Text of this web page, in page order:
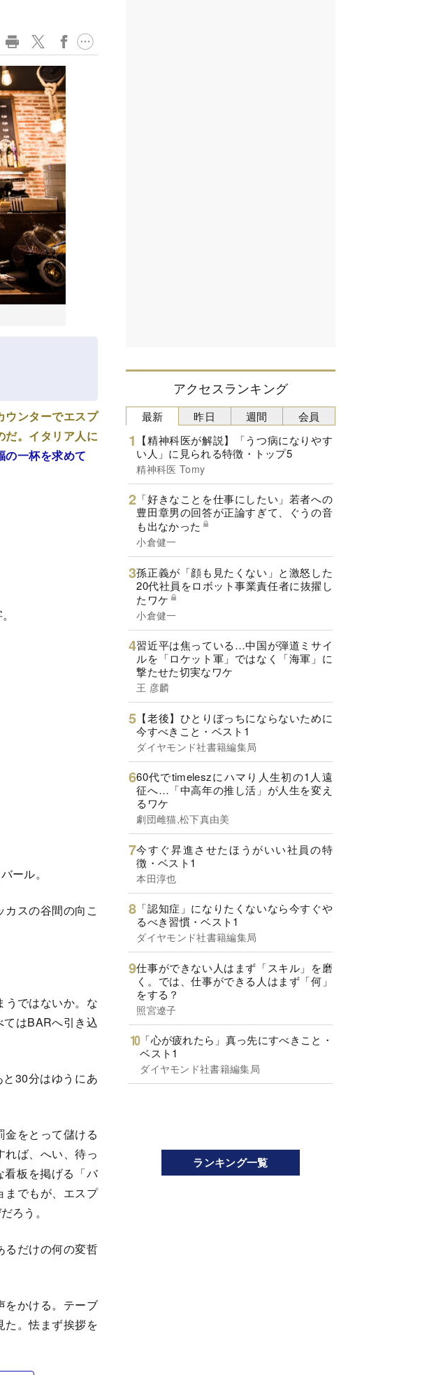
ウンターでエスプ
だ。イタリア人に
の一杯を求めて
ール。
スの谷間の向こ
ではないか。な
はBARへ引き込
30分はゆうにあ
をとって儲ける
ば、へい、待っ
看板を掲げる「バ
までもが、エスプ
ろう。
るだけの何の変哲
をかける。テーブ
た。怯まず挨拶を
アクセスランキング
最新
【精神科医が解説】「うつ病になりやす
い人」に見られる特徴・トップ5
精神科医 Tomy
「好きなことを仕事にしたい」若者への
豊田章男の回答が正論すぎて、ぐうの音
も出なかった
小倉健一
孫正義が「顔も見たくない」と激怒した
20代社員をロボット事業責任者に抜擢し
たワケ
小倉健一
習近平は焦っている…中国が弾道ミサイ
ルを「ロケット軍」ではなく「海軍」に
撃たせた切実なワケ
王 彦麟
【老後】ひとりぼっちにならないために
今すべきこと・ベスト1
ダイヤモンド社書籍編集局
60代でtimeleszにハマり人生初の1人遠
征へ…「中高年の推し活」が人生を変え
るワケ
劇団雌猫,松下真由美
今すぐ昇進させたほうがいい社員の特
徴・ベスト1
本田淳也
「認知症」になりたくないなら今すぐや
るべき習慣・ベスト1
ダイヤモンド社書籍編集局
仕事ができない人はまず「スキル」を磨
く。では、仕事ができる人はまず「何」
をする？
照宮遼子
「心が疲れたら」真っ先にすべきこと・
ベスト1
ダイヤモンド社書籍編集局
昨日 週間 会員
ランキング一覧